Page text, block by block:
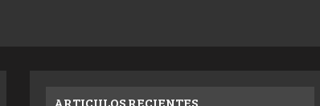
ARTICULOS RECIENTES